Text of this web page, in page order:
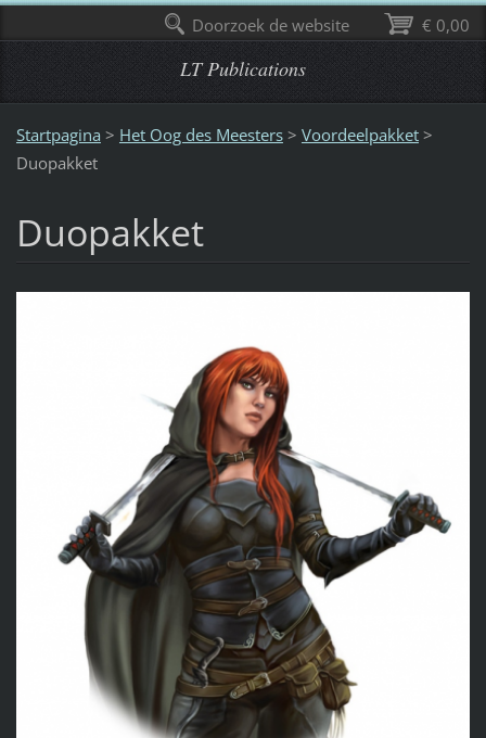
LT Publications
Startpagina > Het Oog des Meesters > Voordeelpakket >
Duopakket
Duopakket
€ 0,00
Doorzoek de website